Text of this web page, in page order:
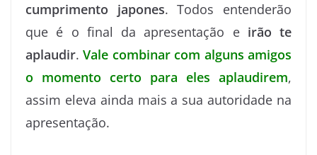
cumprimento japones. Todos entenderão
que é o final da apresentação e irão te
aplaudir.Vale combinar com alguns amigos
o momento certo para eles aplaudirem,
assim eleva ainda mais a sua autoridade na
apresentação.